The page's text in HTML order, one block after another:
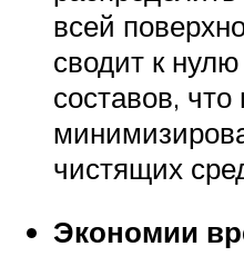
всей
сводит к
составов, что
чистящих
Экономии